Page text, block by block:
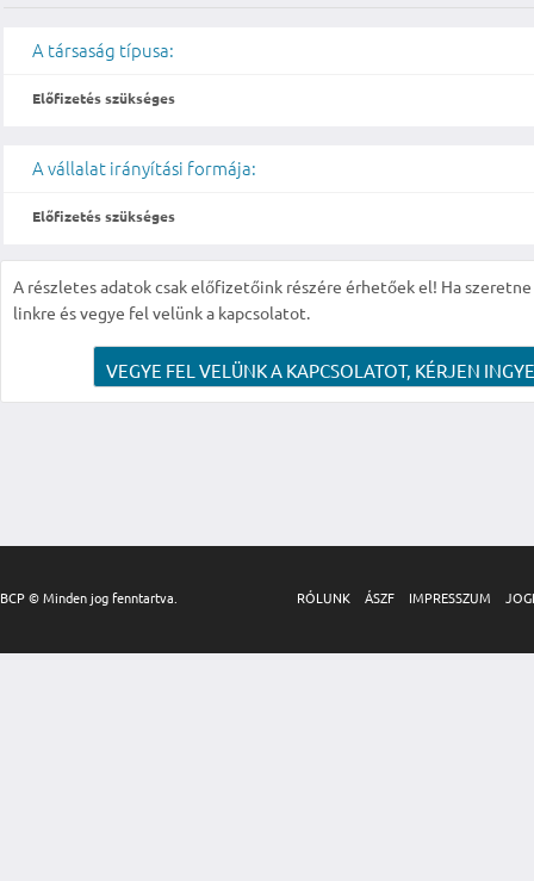
A társaság típusa:
Előfizetés szükséges
A vállalat irányítási formája:
Előfizetés szükséges
A részletes adatok csak előfizetőink részére érhetőek el! Ha
linkre és vegye fel velünk a kapcsolatot.
VEGYE FEL VELÜNK A KAPCSOLATOT, KÉRJEN
BCP © Minden jog fenntartva. RÓLUNK ÁSZF IMPRESSZUM